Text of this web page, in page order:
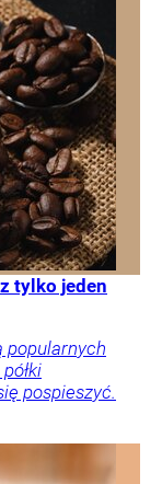
tylko jeden
popularnych
pospieszyć.